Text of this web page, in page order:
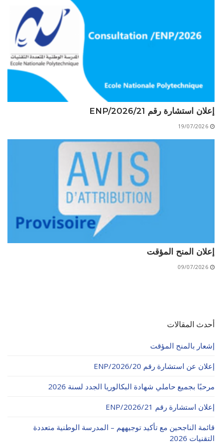
الأقــســــام الـتـحــضـيـريـــة
عروض التكوين
نماذج ما بعد التدرج
ميثاق الأداب والأخلاقيات الجامعيةإعلان استشارة رقم 21/ENP/2026
19/07/2026
إعلان المنح المؤقت
09/07/2026
أحدث المقالات
إشعار بالمنح المؤقت
إعلان عن استشارة رقم 20/ENP/2026
مرحبًا بجميع حاملي شهادة البكالوريا الجدد لسنة 2026
إعلان استشارة رقم 21/ENP/2026
قائمة الناجحين مع تأكيد توجيههم – المدرسة الوطنية متعددة
التقنيات 2026